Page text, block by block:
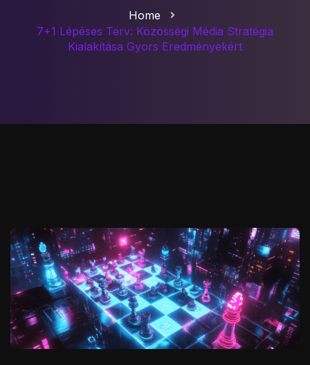
Home
7+1 Lépéses Terv: Közösségi Média Stratégia
Kialakítása Gyors Eredményekért